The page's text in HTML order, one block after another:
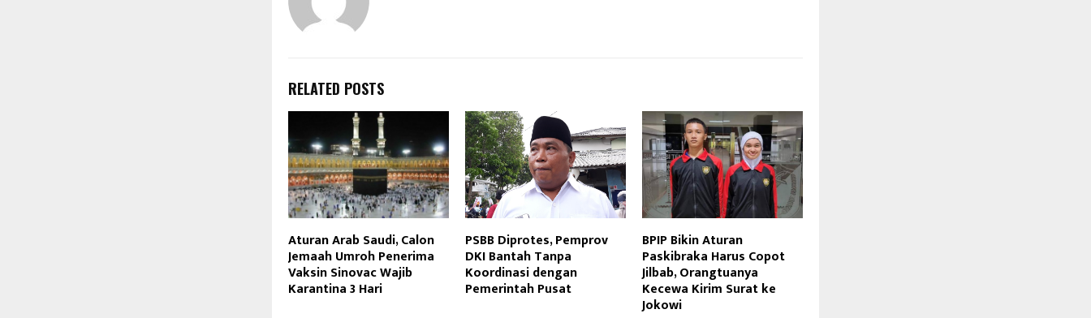
RELATED POSTS
Aturan Arab Saudi, Calon
Jemaah Umroh Penerima
Vaksin Sinovac Wajib
Karantina 3 Hari
PSBB Diprotes, Pemprov
DKI Bantah Tanpa
Koordinasi dengan
Pemerintah Pusat
BPIP Bikin Aturan
Paskibraka Harus Copot
Jilbab, Orangtuanya
Kecewa Kirim Surat ke
Jokowi